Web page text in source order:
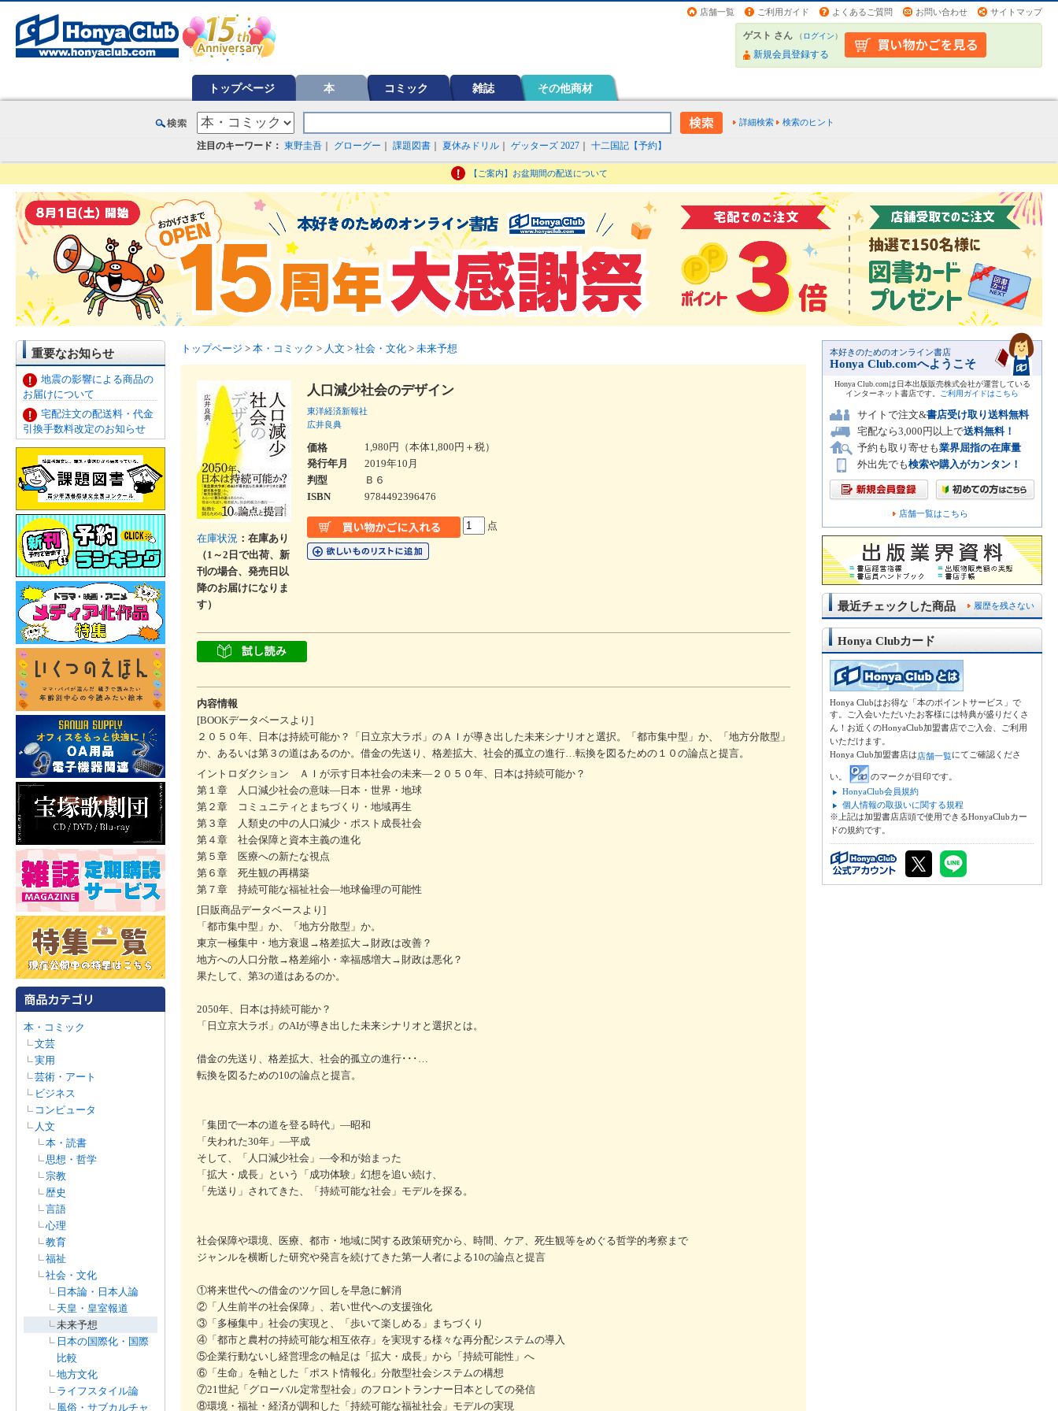
店舗一覧 ご利用ガイド よくあるご質問 お問い合わせ サイトマップ
ゲスト さん （ログイン）
新規会員登録する
トップページ 本 コミック 雑誌 その他商材
詳細検索 検索のヒント
注目のキーワード： 東野圭吾 グローグー 課題図書 夏休みドリル ゲッターズ 2027 十二国記【予約】
【ご案内】お盆期間の配送について
重要なお知らせ
地震の影響による商品の
お届けについて
宅配注文の配送料・代金
引換手数料改定のお知らせ
本・コミック
文芸
実用
芸術・アート
ビジネス
コンピュータ
人文
本・読書
思想・哲学
宗教
歴史
言語
心理
教育
福祉
社会・文化
日本論・日本人論
天皇・皇室報道
未来予想
日本の国際化・国際
比較
地方文化
ライフスタイル論
風俗・サブカルチャ
トップページ > 本・コミック > 人文 > 社会・文化 > 未来予想
在庫状況 ：在庫あり
（1～2日で出荷、新
刊の場合、発売日以
降のお届けになりま
す）
人口減少社会のデザイン
東洋経済新報社
広井良典
価格
1,980円（本体1,800円＋税）
発行年月
2019年10月
判型
Ｂ６
ISBN
9784492396476
点
内容情報
[BOOKデータベースより]
２０５０年、日本は持続可能か？「日立京大ラボ」のＡＩが導き出した未来シナリオと選択。「都市集中型」か、「地方分散型」
か、あるいは第３の道はあるのか。借金の先送り、格差拡大、社会的孤立の進行…転換を図るための１０の論点と提言。
イントロダクション ＡＩが示す日本社会の未来―２０５０年、日本は持続可能か？
第１章 人口減少社会の意味―日本・世界・地球
第２章 コミュニティとまちづくり・地域再生
第３章 人類史の中の人口減少・ポスト成長社会
第４章 社会保障と資本主義の進化
第５章 医療への新たな視点
第６章 死生観の再構築
第７章 持続可能な福祉社会―地球倫理の可能性
[日販商品データベースより]
「都市集中型」か、「地方分散型」か。
東京一極集中・地方衰退→格差拡大→財政は改善？
地方への人口分散→格差縮小・幸福感増大→財政は悪化？
果たして、第3の道はあるのか。
2050年、日本は持続可能か？
「日立京大ラボ」のAIが導き出した未来シナリオと選択とは。
借金の先送り、格差拡大、社会的孤立の進行･･･…
転換を図るための10の論点と提言。
「集団で一本の道を登る時代」―昭和
「失われた30年」―平成
そして、「人口減少社会」―令和が始まった
「拡大・成長」という「成功体験」幻想を追い続け、
「先送り」されてきた、「持続可能な社会」モデルを探る。
社会保障や環境、医療、都市・地域に関する政策研究から、時間、ケア、死生観等をめぐる哲学的考察まで
ジャンルを横断した研究や発言を続けてきた第一人者による10の論点と提言
①将来世代への借金のツケ回しを早急に解消
②「人生前半の社会保障」、若い世代への支援強化
③「多極集中」社会の実現と、「歩いて楽しめる」まちづくり
④「都市と農村の持続可能な相互依存」を実現する様々な再分配システムの導入
⑤企業行動ないし経営理念の軸足は「拡大・成長」から「持続可能性」へ
⑥「生命」を軸とした「ポスト情報化」分散型社会システムの構想
⑦21世紀「グローバル定常型社会」のフロントランナー日本としての発信
⑧環境・福祉・経済が調和した「持続可能な福祉社会」モデルの実現
本好きのためのオンライン書店
Honya Club.comへようこそ
Honya Club.comは日本出版販売株式会社が運営している
インターネット書店です。
ご利用ガイドはこちら
サイトで注文&書店受け取り送料無料
宅配なら3,000円以上で送料無料！
予約も取り寄せも業界屈指の在庫量
外出先でも検索や購入がカンタン！
店舗一覧はこちら
履歴を残さない
最近チェックした商品
Honya Clubカード
Honya Clubはお得な「本のポイントサービス」で
す。ご入会いただいたお客様には特典が盛りだくさ
ん！お近くのHonyaClub加盟書店でご入会、ご利用
いただけます。
Honya Club加盟書店は店舗一覧にてご確認くださ
い。
のマークが目印です。
HonyaClub会員規約
個人情報の取扱いに関する規程
※上記は加盟書店店頭で使用できるHonyaClubカー
ドの規約です。